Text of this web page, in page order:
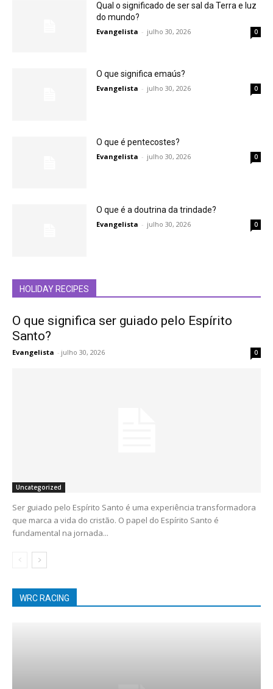
Qual o significado de ser sal da Terra e luz
do mundo?
Evangelista - julho 30, 2026 0
O que significa emaús?
Evangelista - julho 30, 2026 0
O que é pentecostes?
Evangelista - julho 30, 2026 0
O que é a doutrina da trindade?
Evangelista - julho 30, 2026 0
HOLIDAY RECIPES
O que significa ser guiado pelo Espírito
Santo?
Evangelista - julho 30, 2026 0
Uncategorized
Ser guiado pelo Espírito Santo é uma experiência transformadora
que marca a vida do cristão. O papel do Espírito Santo é
fundamental na jornada...
WRC RACING